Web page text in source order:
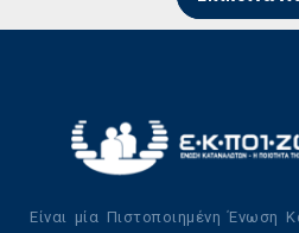
Είναι μία Πιστοποιημένη